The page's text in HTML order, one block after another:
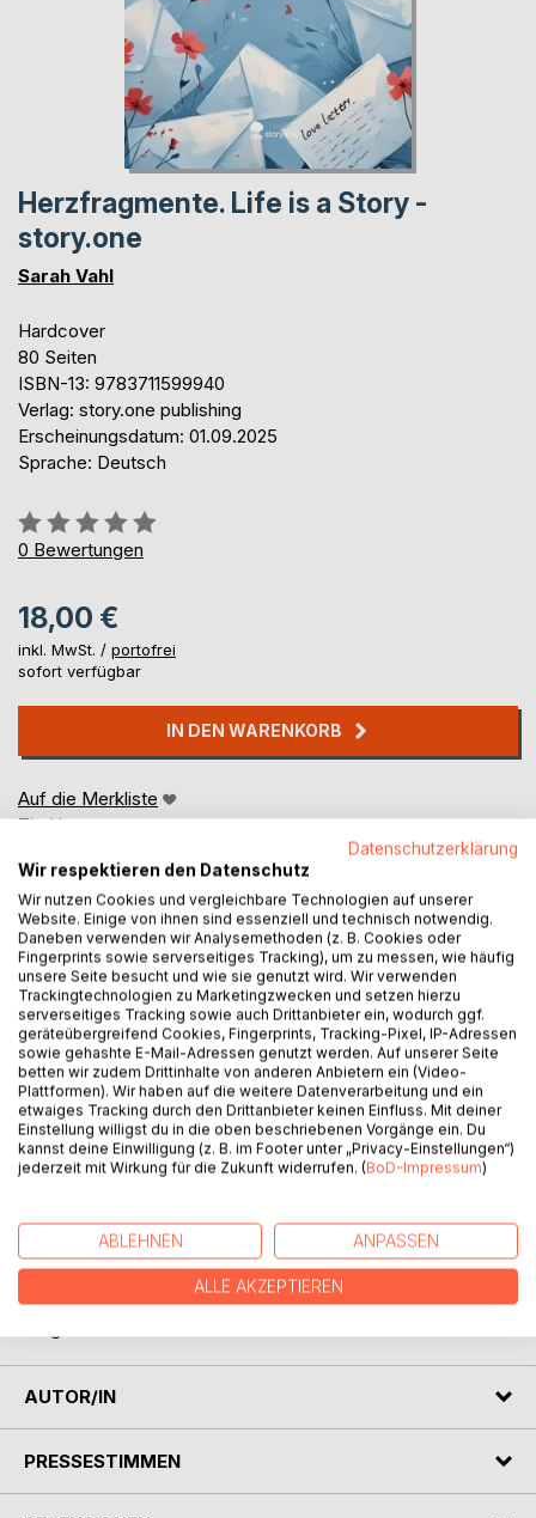
Herzfragmente. Life is a Story -
story.one
Sarah Vahl
Hardcover
80 Seiten
ISBN-13: 9783711599940
Verlag: story.one publishing
Erscheinungsdatum: 01.09.2025
Sprache: Deutsch
Bewertung::
0%
0 Bewertungen
18,00 €
inkl. MwSt. / portofrei
sofort verfügbar
IN DEN WARENKORB
Auf die Merkliste
Titel bewerten
BESCHREIBUNG
Hast du schonmal geliebt, obwohl du wusstest, dass du
dich dabei verlierst? Hast du schonmal gedacht, du wärst
zu viel und gleichzeitig nie genug? Hast du gelacht,
geweint, geträumt und dich gefragt, wer du eigentlich bist?
Abschieden, Selbstzweifeln und dem Gefühl, fehl am Platz
zu sein. Eine Sammlung von siebzehn Briefen an fünf
Menschen, die nie verschickt wurden. Aber zwischen den
Zeilen die Hoffnung tragen, dass sich auch die kleinsten
AUTOR/IN
PRESSESTIMMEN
Datenschutzerklärung
Wir respektieren den Datenschutz
Wir nutzen Cookies und vergleichbare Technologien auf unserer
Website. Einige von ihnen sind essenziell und technisch notwendig.
Daneben verwenden wir Analysemethoden (z. B. Cookies oder
Fingerprints sowie serverseitiges Tracking), um zu messen, wie häufig
unsere Seite besucht und wie sie genutzt wird. Wir verwenden
Trackingtechnologien zu Marketingzwecken und setzen hierzu
serverseitiges Tracking sowie auch Drittanbieter ein, wodurch ggf.
geräteübergreifend Cookies, Fingerprints, Tracking-Pixel, IP-Adressen
sowie gehashte E-Mail-Adressen genutzt werden. Auf unserer Seite
betten wir zudem Drittinhalte von anderen Anbietern ein (Video-
Plattformen). Wir haben auf die weitere Datenverarbeitung und ein
etwaiges Tracking durch den Drittanbieter keinen Einfluss. Mit deiner
Einstellung willigst du in die oben beschriebenen Vorgänge ein. Du
kannst deine Einwilligung (z. B. im Footer unter „Privacy-Einstellungen“)
jederzeit mit Wirkung für die Zukunft widerrufen. (BoD-Impressum)
ABLEHNEN ANPASSEN
ALLE AKZEPTIEREN